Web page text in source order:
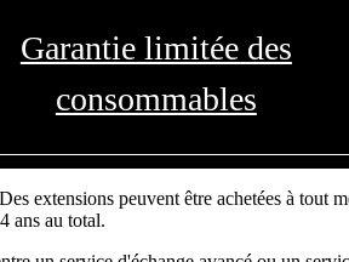
Garantie limitée des
consommables
extensions peuvent être achetées à
ans au total.